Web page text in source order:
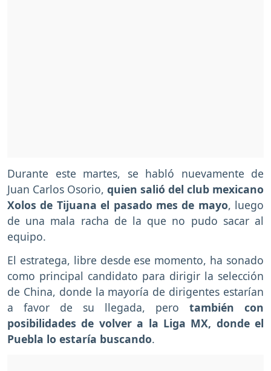
Durante este martes, se habló nuevamente de
Juan Carlos Osorio, quien salió del club mexicano
Xolos de Tijuana el pasado mes de mayo, luego
de una mala racha de la que no pudo sacar al
equipo.
El estratega, libre desde ese momento, ha sonado
como principal candidato para dirigir la selección
de China, donde la mayoría de dirigentes estarían
a favor de su llegada, pero también con
posibilidades de volver a la Liga MX, donde el
Puebla lo estaría buscando.